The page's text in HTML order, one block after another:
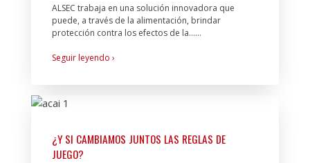
ALSEC trabaja en una solución innovadora que
puede, a través de la alimentación, brindar
protección contra los efectos de la…...
Seguir leyendo ›
¿Y SI CAMBIAMOS JUNTOS LAS REGLAS DE
JUEGO?